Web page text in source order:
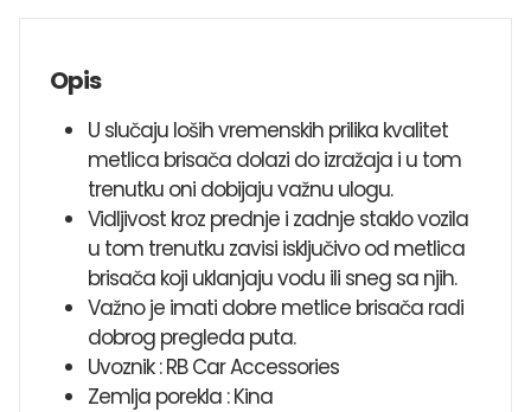
Opis
U slučaju loših vremenskih prilika kvalitet
metlica brisača dolazi do izražaja i u tom
trenutku oni dobijaju važnu ulogu.
Vidljivost kroz prednje i zadnje staklo vozila
u tom trenutku zavisi isključivo od metlica
brisača koji uklanjaju vodu ili sneg sa njih.
Važno je imati dobre metlice brisača radi
dobrog pregleda puta.
Uvoznik : RB Car Accessories
Zemlja porekla : Kina